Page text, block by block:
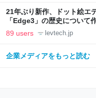
21年ぶり新作、ドット絵エ
「Edge3」の歴史について
LAB
89 users levtech.jp
企業メディアをもっと読む